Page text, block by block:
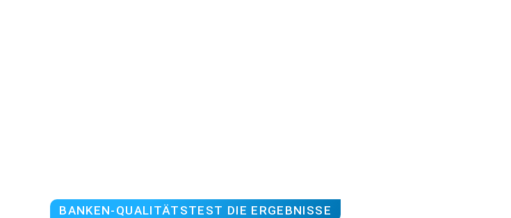
BANKEN-QUALITÄTSTEST DIE ERGEBNISSE